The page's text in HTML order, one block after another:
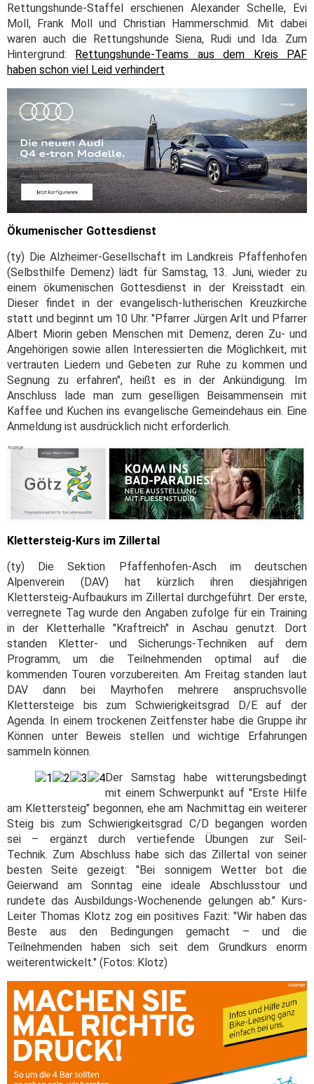
Rettungshunde-Staffel erschienen Alexander Schelle, Evi
Moll, Frank Moll und Christian Hammerschmid. Mit dabei
waren auch die Rettungshunde Siena, Rudi und Ida. Zum
Hintergrund: Rettungshunde-Teams aus dem Kreis PAF
haben schon viel Leid verhindert
Ökumenischer Gottesdienst
(ty) Die Alzheimer-Gesellschaft im Landkreis Pfaffenhofen
(Selbsthilfe Demenz) lädt für Samstag, 13. Juni, wieder zu
einem ökumenischen Gottesdienst in der Kreisstadt ein.
Dieser findet in der evangelisch-lutherischen Kreuzkirche
statt und beginnt um 10 Uhr. "Pfarrer Jürgen Arlt und Pfarrer
Albert Miorin geben Menschen mit Demenz, deren Zu- und
Angehörigen sowie allen Interessierten die Möglichkeit, mit
vertrauten Liedern und Gebeten zur Ruhe zu kommen und
Segnung zu erfahren", heißt es in der Ankündigung. Im
Anschluss lade man zum geselligen Beisammensein mit
Kaffee und Kuchen ins evangelische Gemeindehaus ein. Eine
Anmeldung ist ausdrücklich nicht erforderlich.
Klettersteig-Kurs im Zillertal
(ty) Die Sektion Pfaffenhofen-Asch im deutschen
Alpenverein (DAV) hat kürzlich ihren diesjährigen
Klettersteig-Aufbaukurs im Zillertal durchgeführt. Der erste,
verregnete Tag wurde den Angaben zufolge für ein Training
in der Kletterhalle "Kraftreich" in Aschau genutzt. Dort
standen Kletter- und Sicherungs-Techniken auf dem
Programm, um die Teilnehmenden optimal auf die
kommenden Touren vorzubereiten. Am Freitag standen laut
DAV dann bei Mayrhofen mehrere anspruchsvolle
Klettersteige bis zum Schwierigkeitsgrad D/E auf der
Agenda. In einem trockenen Zeitfenster habe die Gruppe ihr
Können unter Beweis stellen und wichtige Erfahrungen
sammeln können.
Der Samstag habe witterungsbedingt
mit einem Schwerpunkt auf "Erste Hilfe
am Klettersteig" begonnen, ehe am Nachmittag ein weiterer
Steig bis zum Schwierigkeitsgrad C/D begangen worden
sei – ergänzt durch vertiefende Übungen zur Seil-
Technik. Zum Abschluss habe sich das Zillertal von seiner
besten Seite gezeigt: "Bei sonnigem Wetter bot die
Geierwand am Sonntag eine ideale Abschlusstour und
rundete das Ausbildungs-Wochenende gelungen ab." Kurs-
Leiter Thomas Klotz zog ein positives Fazit: "Wir haben das
Beste aus den Bedingungen gemacht – und die
Teilnehmenden haben sich seit dem Grundkurs enorm
weiterentwickelt." (Fotos: Klotz)